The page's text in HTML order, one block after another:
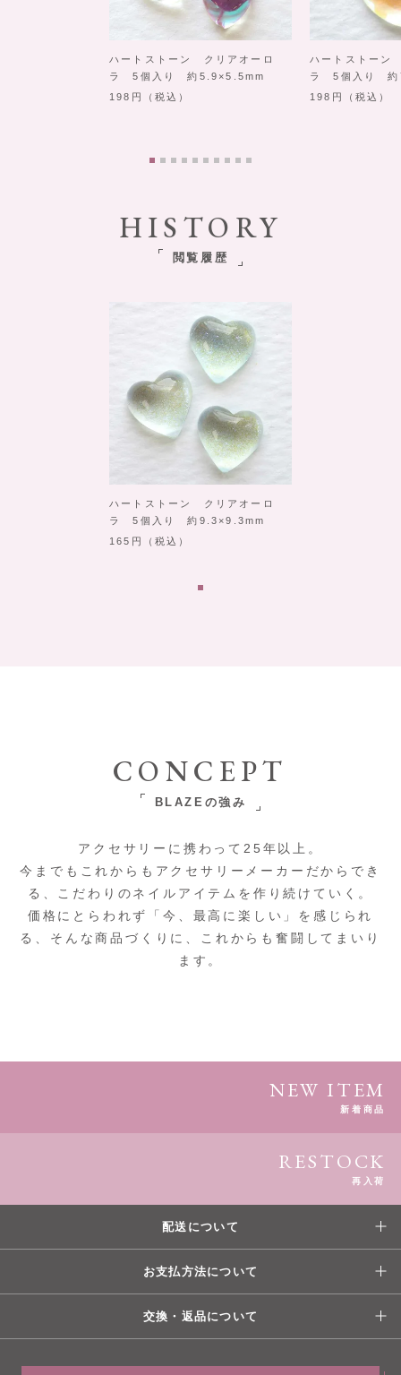
ハートストーン クリアオーロ
ラ 5個入り 約5.9×5.5mm
198
（税込）
ハートストーン
ラ 5個入り 約
198
（税込）
HISTORY
閲覧履歴
ハートストーン クリアオーロ
ラ 5個入り 約9.3×9.3mm
165
（税込）
CONCEPT
BLAZEの強み
アクセサリーに携わって25年以上。
今までもこれからもアクセサリーメーカーだからでき
る、こだわりのネイルアイテムを作り続けていく。
価格にとらわれず「今、最高に楽しい」を感じられ
る、そんな商品づくりに、これからも奮闘してまいり
ます。
NEW ITEM
新着商品
RESTOCK
再入荷
配送について
お支払方法について
交換・返品について